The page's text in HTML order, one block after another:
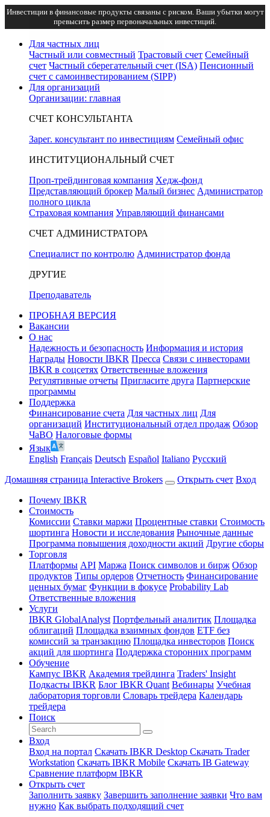
Инвестиции в финансовые продукты связаны с риском. Ваши убытки могут
превысить размер первоначальных инвестиций.
Для частных лиц
Частный или совместный Трастовый счет Семейный
счет Частный сберегательный счет (ISA) Пенсионный
счет с самоинвестированием (SIPP)
Для организаций
Организации: главная
СЧЕТ КОНСУЛЬТАНТА
Зарег. консультант по инвестициям Семейный офис
ИНСТИТУЦИОНАЛЬНЫЙ СЧЕТ
Проп-трейдинговая компания Хедж-фонд
Представляющий брокер Малый бизнес Администратор
полного цикла
Страховая компания Управляющий финансами
СЧЕТ АДМИНИСТРАТОРА
Специалист по контролю Администратор фонда
ДРУГИЕ
Преподаватель
ПРОБНАЯ ВЕРСИЯ
Вакансии
О нас
Надежность и безопасность Информация и история
Награды Новости IBKR Пресса Связи с инвесторами
IBKR в соцсетях Ответственные вложения
Регулятивные отчеты Пригласите друга Партнерские
программы
Поддержка
Финансирование счета Для частных лиц Для
организаций Институциональный отдел продаж Обзор
ЧаВО Налоговые формы
Язык
English Français Deutsch Español Italiano Pусский
Домашняя страница Interactive Brokers
Открыть счет Вход
Почему IBKR
Стоимость
Комиссии Ставки маржи Процентные ставки Стоимость
шортинга Новости и исследования Рыночные данные
Программа повышения доходности акций Другие сборы
Торговля
Платформы API Маржа Поиск символов и бирж Обзор
продуктов Типы ордеров Отчетность Финансирование
ценных бумаг Функции в фокусе Probability Lab
Ответственные вложения
Услуги
IBKR GlobalAnalyst Портфельный аналитик Площадка
облигаций Площадка взаимных фондов ETF без
комиссий за транзакцию Площадка инвесторов Поиск
акций для шортинга Поддержка сторонних программ
Обучение
Кампус IBKR Академия трейдинга Traders' Insight
Подкасты IBKR Блог IBKR Quant Вебинары Учебная
лаборатория торговли Словарь трейдера Календарь
трейдера
Поиск
Вход
Вход на портал Скачать IBKR Desktop Скачать Trader
Workstation Скачать IBKR Mobile Скачать IB Gateway
Сравнение платформ IBKR
Открыть счет
Заполнить заявку Завершить заполнение заявки Что вам
нужно Как выбрать подходящий счет